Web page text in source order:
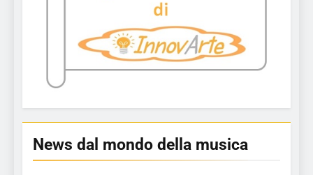
News dal mondo della musica